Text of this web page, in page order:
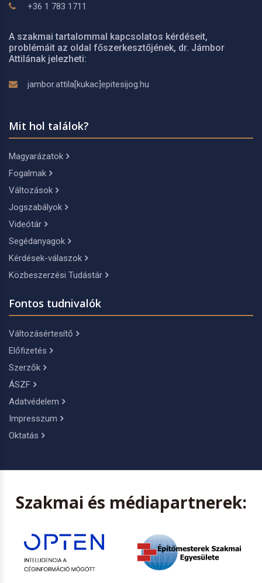
+36 1 783 1711
A szakmai tartalommal kapcsolatos kérdéseit,
problémáit az oldal főszerkesztőjének, dr. Jámbor
Attilának jelezheti:
jambor.attila[kukac]epitesijog.hu
Mit hol találok?
Magyarázatok
Fogalmak
Változások
Jogszabályok
Videótár
Segédanyagok
Kérdések-válaszok
Közbeszerzési Tudástár
Fontos tudnivalók
Változásértesítő
Előfizetés
Szerzők
ÁSZF
Adatvédelem
Impresszum
Oktatás
Szakmai és médiapartnerek: